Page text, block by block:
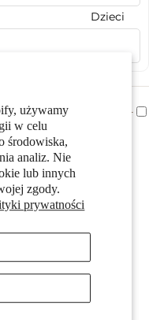
używamy
w celu
środowiska,
analiz. Nie
lub innych
zgody.
prywatności
Dzieci
Prezenty
+ CHF 5.-
Dodaj do koszyka
3.0 mm